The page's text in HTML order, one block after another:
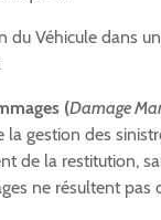
du Véhicule dans
(Damage
gestion des
de la restitution,
ne résultent pas